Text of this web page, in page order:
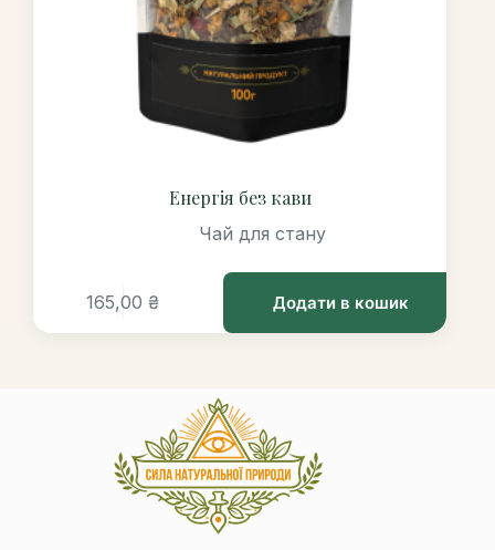
Енергія без кави
Чай для стану
165,00 ₴ Додати в кошик